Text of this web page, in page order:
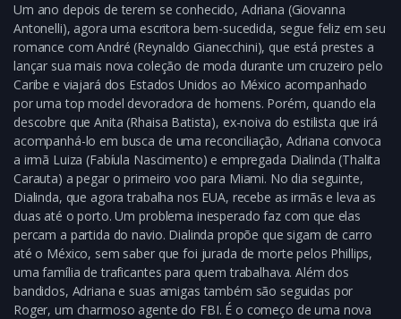
Um ano depois de terem se conhecido, Adriana (Giovanna
Antonelli), agora uma escritora bem-sucedida, segue feliz em seu
romance com André (Reynaldo Gianecchini), que está prestes a
lançar sua mais nova coleção de moda durante um cruzeiro pelo
Caribe e viajará dos Estados Unidos ao México acompanhado
por uma top model devoradora de homens. Porém, quando ela
descobre que Anita (Rhaisa Batista), ex-noiva do estilista que irá
acompanhá-lo em busca de uma reconciliação, Adriana convoca
a irmã Luiza (Fabíula Nascimento) e empregada Dialinda (Thalita
Carauta) a pegar o primeiro voo para Miami. No dia seguinte,
Dialinda, que agora trabalha nos EUA, recebe as irmãs e leva as
duas até o porto. Um problema inesperado faz com que elas
percam a partida do navio. Dialinda propõe que sigam de carro
até o México, sem saber que foi jurada de morte pelos Phillips,
uma família de traficantes para quem trabalhava. Além dos
bandidos, Adriana e suas amigas também são seguidas por
Roger, um charmoso agente do FBI. É o começo de uma nova